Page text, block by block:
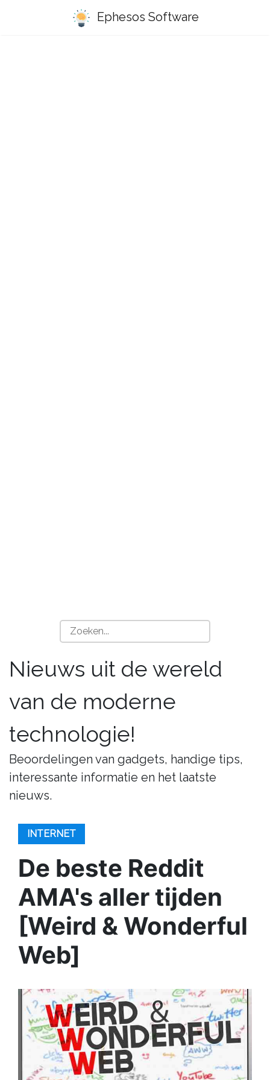
Ephesos Software
Nieuws uit de wereld
van de moderne
technologie!
Beoordelingen van gadgets, handige tips,
interessante informatie en het laatste
nieuws.
INTERNET
De beste Reddit
AMA's aller tijden
[Weird & Wonderful
Web]